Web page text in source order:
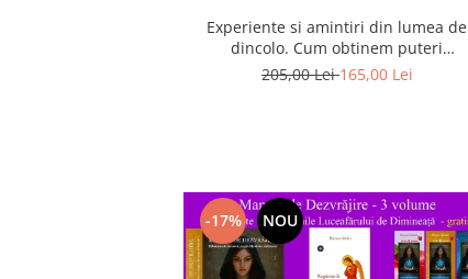
Experiente si amintiri din lumea de
dincolo. Cum obtinem puteri
extrasenzoriale - cu exercitii
205,00 Lei165,00 Lei
-17% NOU